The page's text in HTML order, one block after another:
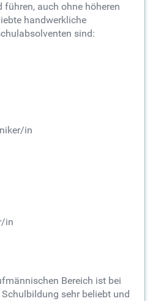
auch ohne höheren
handwerkliche
sind:
in
in
Bereich ist bei
sehr beliebt und